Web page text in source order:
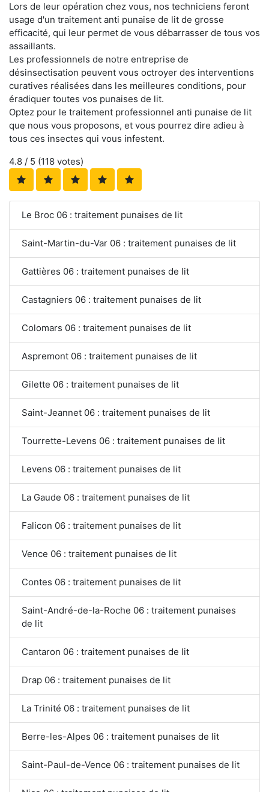
Lors de leur opération chez vous, nos techniciens feront
usage d'un traitement anti punaise de lit de grosse
efficacité, qui leur permet de vous débarrasser de tous vos
assaillants.
Les professionnels de notre entreprise de
désinsectisation peuvent vous octroyer des interventions
curatives réalisées dans les meilleures conditions, pour
éradiquer toutes vos punaises de lit.
Optez pour le traitement professionnel anti punaise de lit
que nous vous proposons, et vous pourrez dire adieu à
tous ces insectes qui vous infestent.
4.8 / 5 (118 votes)
Le Broc 06 : traitement punaises de lit
Saint-Martin-du-Var 06 : traitement punaises de lit
Gattières 06 : traitement punaises de lit
Castagniers 06 : traitement punaises de lit
Colomars 06 : traitement punaises de lit
Aspremont 06 : traitement punaises de lit
Gilette 06 : traitement punaises de lit
Saint-Jeannet 06 : traitement punaises de lit
Tourrette-Levens 06 : traitement punaises de lit
Levens 06 : traitement punaises de lit
La Gaude 06 : traitement punaises de lit
Falicon 06 : traitement punaises de lit
Vence 06 : traitement punaises de lit
Contes 06 : traitement punaises de lit
Saint-André-de-la-Roche 06 : traitement punaises
de lit
Cantaron 06 : traitement punaises de lit
Drap 06 : traitement punaises de lit
La Trinité 06 : traitement punaises de lit
Berre-les-Alpes 06 : traitement punaises de lit
Saint-Paul-de-Vence 06 : traitement punaises de lit